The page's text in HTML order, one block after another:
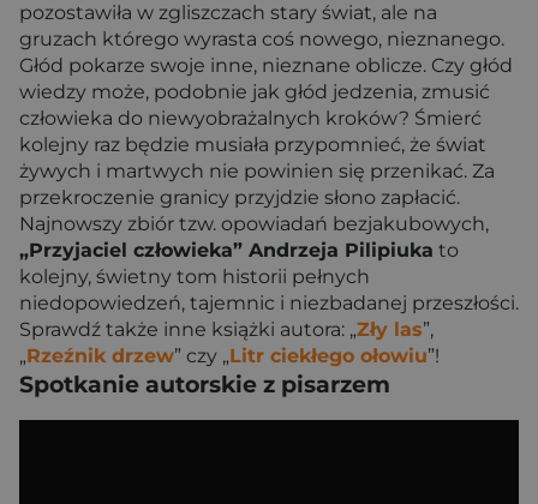
pozostawiła w zgliszczach stary świat, ale na
gruzach którego wyrasta coś nowego, nieznanego.
Głód pokarze swoje inne, nieznane oblicze. Czy głód
wiedzy może, podobnie jak głód jedzenia, zmusić
człowieka do niewyobrażalnych kroków? Śmierć
kolejny raz będzie musiała przypomnieć, że świat
żywych i martwych nie powinien się przenikać. Za
przekroczenie granicy przyjdzie słono zapłacić.
Najnowszy zbiór tzw. opowiadań bezjakubowych,
„Przyjaciel człowieka” Andrzeja Pilipiuka to
kolejny, świetny tom historii pełnych
niedopowiedzeń, tajemnic i niezbadanej przeszłości.
Sprawdź także inne książki autora: „Zły las”,
„Rzeźnik drzew” czy „Litr ciekłego ołowiu”!
Spotkanie autorskie z pisarzem